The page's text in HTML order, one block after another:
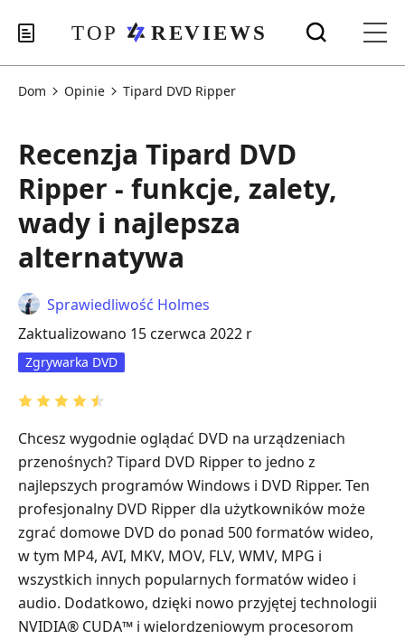
Dom Opinie Tipard DVD Ripper
Recenzja Tipard DVD
Ripper - funkcje, zalety,
wady i najlepsza
alternatywa
Sprawiedliwość Holmes
Zaktualizowano 15 czerwca 2022 r
Zgrywarka DVD
Chcesz wygodnie oglądać DVD na urządzeniach
przenośnych? Tipard DVD Ripper to jedno z
najlepszych programów Windows i DVD Ripper. Ten
profesjonalny DVD Ripper dla użytkowników może
zgrać domowe DVD do ponad 500 formatów wideo,
w tym MP4, AVI, MKV, MOV, FLV, WMV, MPG i
wszystkich innych popularnych formatów wideo i
audio. Dodatkowo, dzięki nowo przyjętej technologii
NVIDIA® CUDA™ i wielordzeniowym procesorom